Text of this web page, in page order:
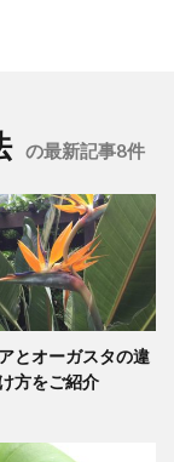
の最新記事8件
とオーガスタの違
方をご紹介